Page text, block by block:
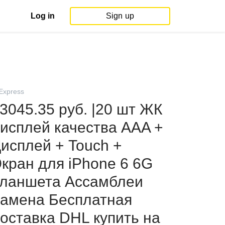
Log in Sign up
руб. |20 шт ЖК
качества AAA +
+ Touch +
для iPhone 6 6G
Ассамблеи
Бесплатная
DHL купить на